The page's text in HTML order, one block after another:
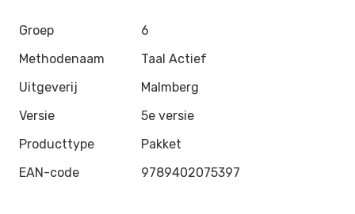
Groep
6
Methodenaam
Taal Actief
Uitgeverij
Malmberg
Versie
5e versie
Producttype
Pakket
EAN-code
9789402075397